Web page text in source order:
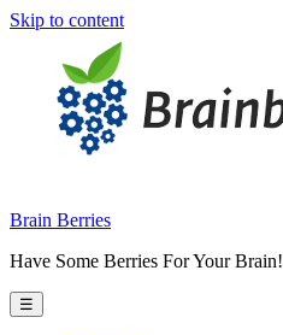
Skip to content
Brain Berries
Have Some Berries For Your Brain!
☰